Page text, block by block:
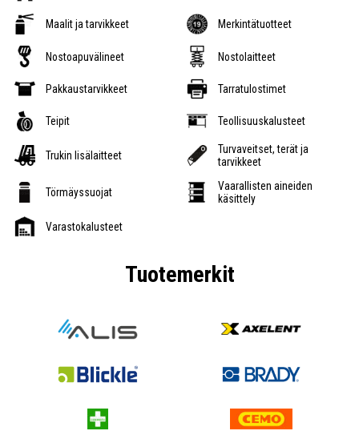
Maalit ja tarvikkeet Merkintätuotteet
Nostoapuvälineet Nostolaitteet
Pakkaustarvikkeet Tarratulostimet
Teipit Teollisuuskalusteet
Trukin lisälaitteet
Turvaveitset, terät ja
tarvikkeet
Törmäyssuojat
Vaarallisten aineiden
käsittely
Varastokalusteet
Tuotemerkit